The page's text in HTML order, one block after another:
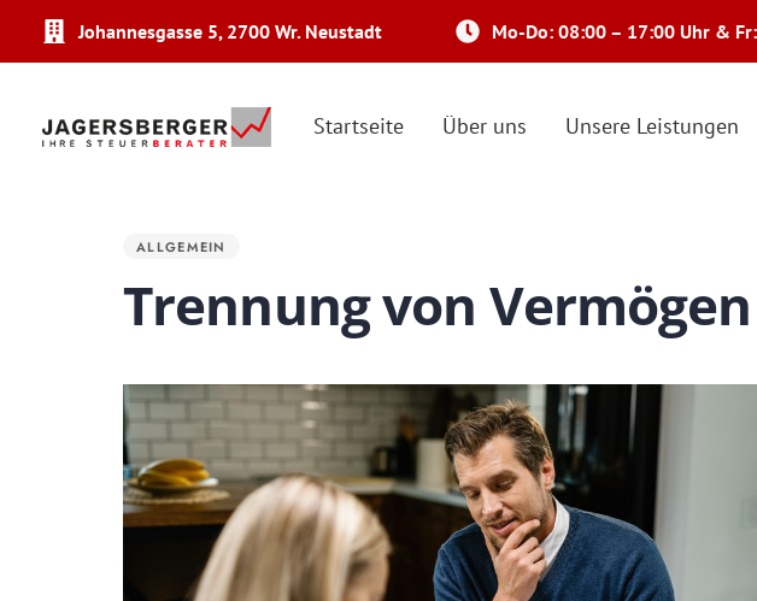
Johannesgasse 5, 2700 Wr. Neustadt Mo-Do: 08:00 – 17:00 Uhr &
Startseite Über uns Unsere Leistungen
ALLGEMEIN
Trennung von